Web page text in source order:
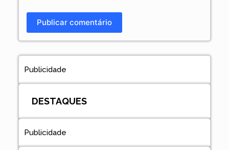
Publicar comentário
Publicidade
DESTAQUES
Publicidade